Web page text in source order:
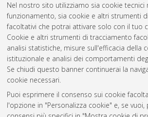
Nel nostro sito utilizziamo sia cookie tecnici
funzionamento, sia cookie e altri strumenti
facoltativi che potrai attivare solo con il tuo
Cookie e altri strumenti di tracciamento
analisi statistiche, misure sull'efficacia della
istituzionale e analisi dei comportamenti
Se chiudi questo banner continuerai la
cookie necessari.
Puoi esprimere il consenso sui cookie
l'opzione in "Personalizza cookie" e, se
Pascolo, Eric(2014)Approcci innovativi
HPC verso l'exascale computing con
materiali.[Laurea magistrale], Università di
Studio inFisica [LM-DM270]
Questa lista e' stata generata ilFri Aug 7
Atom
Rss 1.0